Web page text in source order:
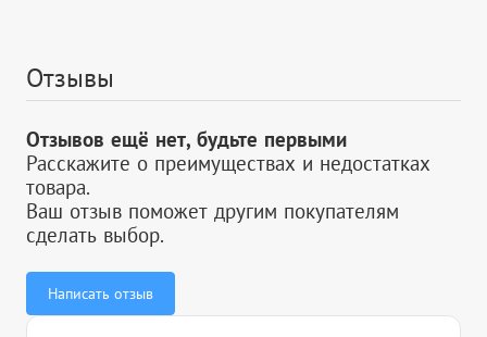
Отзывы
Отзывов ещё нет, будьте первыми
Расскажите о преимуществах и недостатках
товара.
Ваш отзыв поможет другим покупателям
сделать выбор.
Написать отзыв